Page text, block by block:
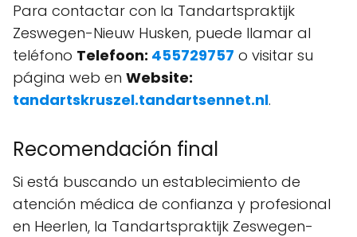
Para contactar con la Tandartspraktijk
Zeswegen-Nieuw Husken, puede llamar al
teléfono Telefoon: 455729757 o visitar su
página web en Website:
tandartskruszel.tandartsennet.nl.
Recomendación final
Si está buscando un establecimiento de
atención médica de confianza y profesional
en Heerlen, la Tandartspraktijk Zeswegen-